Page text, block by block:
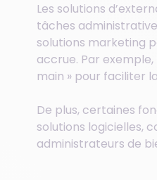
Les solutions
tâches
solutions marketing
accrue. Par
main » pour faciliter
De plus, certaines
solutions logicielles,
administrateurs de